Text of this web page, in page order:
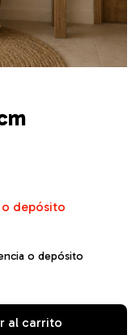
depósito
o depósito